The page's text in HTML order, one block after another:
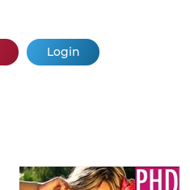
Login